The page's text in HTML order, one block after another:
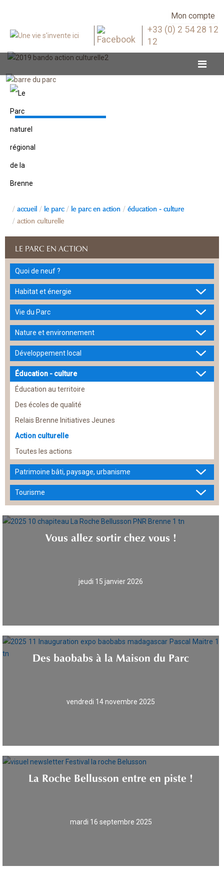
Mon compte
+33 (0) 2 54 28 12
12
accueil le parc le parc en action éducation - culture
action culturelle
LE PARC EN ACTION
Quoi de neuf ?
Habitat et énergie
Vie du Parc
Nature et environnement
Développement local
Éducation - culture
Éducation au territoire
Des écoles de qualité
Relais Brenne Initiatives Jeunes
Action culturelle
Toutes les actions
Patrimoine bâti, paysage, urbanisme
Tourisme
Vous allez sortir chez vous !
jeudi 15 janvier 2026
Des baobabs à la Maison du Parc
vendredi 14 novembre 2025
La Roche Bellusson entre en piste !
mardi 16 septembre 2025